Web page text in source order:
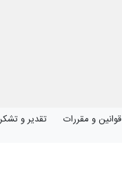
قوانین و مقررات تقدیر و تشکر